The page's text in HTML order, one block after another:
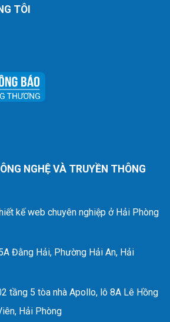
TÔI
NGHỆ VÀ TRUYỀN THÔNG
kế web chuyên nghiệp ở Hải Phòng
Đằng Hải, Phường Hải An, Hải
tầng 5 tòa nhà Apollo, lô 8A Lê Hồng
Hải Phòng